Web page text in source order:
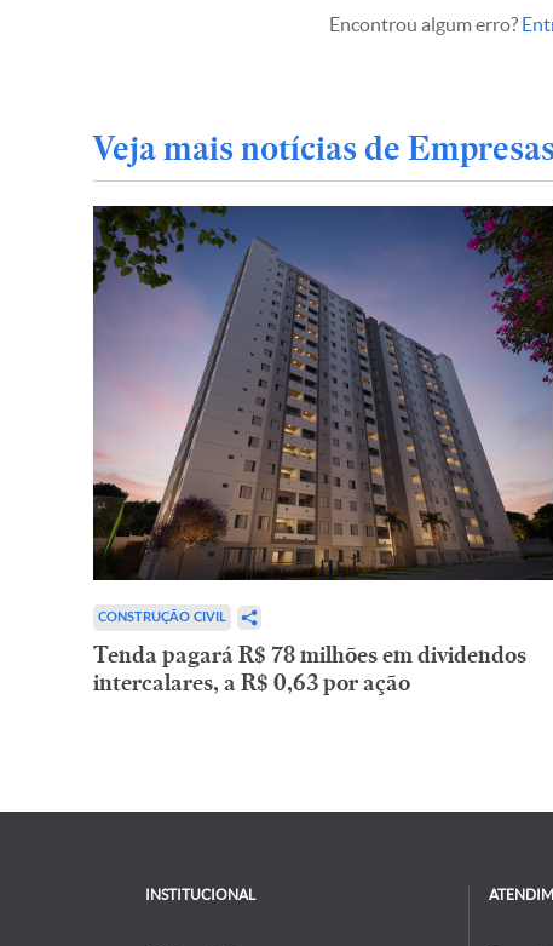
Encontrou algum erro?
Veja mais notícias de
CONSTRUÇÃO CIVIL
Tenda pagará R$ 78 milhões em dividendos
intercalares, a R$ 0,63 por ação
INSTITUCIONAL